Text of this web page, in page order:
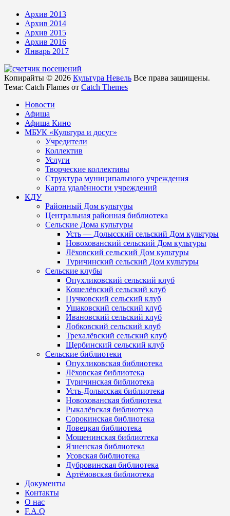
Архив 2013
Архив 2014
Архив 2015
Архив 2016
Январь 2017
Копирайты © 2026 Культура Невель Все права защищены.
Тема: Catch Flames от Catch Themes
Новости
Афиша
Афиша Кино
МБУК «Культура и досуг»
Учредители
Коллектив
Услуги
Творческие коллективы
Структура муниципального учреждения
Карта удалённости учреждений
КДУ
Районный Дом культуры
Центральная районная библиотека
Сельские Дома культуры
Усть — Долысский сельский Дом культуры
Новохованский сельский Дом культуры
Лёховский сельский Дом культуры
Туричинский сельский Дом культуры
Сельские клубы
Опухликовский сельский клуб
Кошелёвский сельский клуб
Пучковский сельский клуб
Ушаковский сельский клуб
Ивановский сельский клуб
Лобковский сельский клуб
Трехалёвский сельский клуб
Щербинский сельский клуб
Сельские библиотеки
Опухликовская библиотека
Лёховская библиотека
Туричинская библиотека
Усть-Долысская библиотека
Новохованская библиотека
Рыкалёвская библиотека
Сорокинская библиотека
Ловецкая библиотека
Мошенинская библиотека
Язненская библиотека
Усовская библиотека
Дубровинская библиотека
Артёмовская библиотека
Документы
Контакты
О нас
F.A.Q